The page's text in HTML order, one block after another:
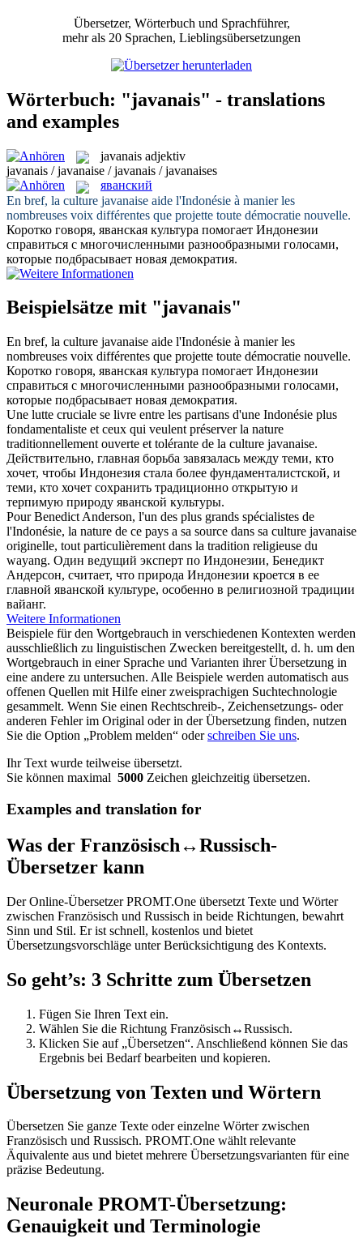
Übersetzer, Wörterbuch und Sprachführer,
mehr als 20 Sprachen, Lieblingsübersetzungen
Wörterbuch: "javanais" - translations
and examples
javanais adjektiv
javanais / javanaise / javanais / javanaises
яванский
En bref, la culture javanaise aide l'Indonésie à manier les
nombreuses voix différentes que projette toute démocratie nouvelle.
Коротко говоря, яванская культура помогает Индонезии
справиться с многочисленными разнообразными голосами,
которые подбрасывает новая демократия.
Beispielsätze mit "javanais"
En bref, la culture javanaise aide l'Indonésie à manier les
nombreuses voix différentes que projette toute démocratie nouvelle.
Коротко говоря, яванская культура помогает Индонезии
справиться с многочисленными разнообразными голосами,
которые подбрасывает новая демократия.
Une lutte cruciale se livre entre les partisans d'une Indonésie plus
fondamentaliste et ceux qui veulent préserver la nature
traditionnellement ouverte et tolérante de la culture javanaise.
Действительно, главная борьба завязалась между теми, кто
хочет, чтобы Индонезия стала более фундаменталистской, и
теми, кто хочет сохранить традиционно открытую и
терпимую природу яванской культуры.
Pour Benedict Anderson, l'un des plus grands spécialistes de
l'Indonésie, la nature de ce pays a sa source dans sa culture javanaise
originelle, tout particulièrement dans la tradition religieuse du
wayang. Один ведущий эксперт по Индонезии, Бенедикт
Андерсон, считает, что природа Индонезии кроется в ее
главной яванской культуре, особенно в религиозной традиции
вайанг.
Weitere Informationen
Beispiele für den Wortgebrauch in verschiedenen Kontexten werden
ausschließlich zu linguistischen Zwecken bereitgestellt, d. h. um den
Wortgebrauch in einer Sprache und Varianten ihrer Übersetzung in
eine andere zu untersuchen. Alle Beispiele werden automatisch aus
offenen Quellen mit Hilfe einer zweisprachigen Suchtechnologie
gesammelt. Wenn Sie einen Rechtschreib-, Zeichensetzungs- oder
anderen Fehler im Original oder in der Übersetzung finden, nutzen
Sie die Option „Problem melden“ oderschreiben Sie uns.
Ihr Text wurde teilweise übersetzt.
Sie können maximal 5000 Zeichen gleichzeitig übersetzen.
Examples and translation for
Was der Französisch↔Russisch-
Übersetzer kann
Der Online-Übersetzer PROMT.One übersetzt Texte und Wörter
zwischen Französisch und Russisch in beide Richtungen, bewahrt
Sinn und Stil. Er ist schnell, kostenlos und bietet
Übersetzungsvorschläge unter Berücksichtigung des Kontexts.
So geht’s: 3 Schritte zum Übersetzen
Fügen Sie Ihren Text ein.
Wählen Sie die Richtung Französisch↔Russisch.
Klicken Sie auf „Übersetzen“. Anschließend können Sie das
Ergebnis bei Bedarf bearbeiten und kopieren.
Übersetzung von Texten und Wörtern
Übersetzen Sie ganze Texte oder einzelne Wörter zwischen
Französisch und Russisch. PROMT.One wählt relevante
Äquivalente aus und bietet mehrere Übersetzungsvarianten für eine
präzise Bedeutung.
Neuronale PROMT-Übersetzung:
Genauigkeit und Terminologie